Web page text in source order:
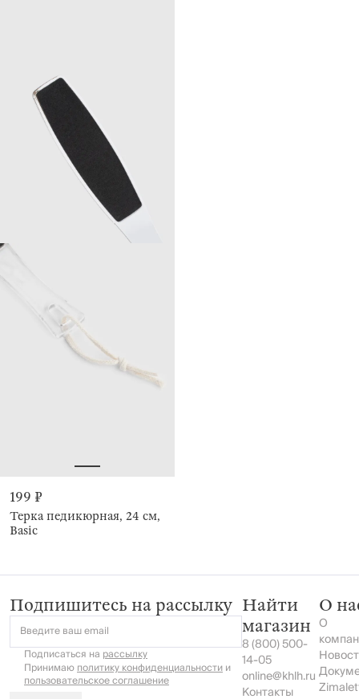
199 ₽
Терка педикюрная, 24 см,
Basic
Подпишитесь на рассылку
Введите ваш email
Подписаться на рассылку
Принимаюполитику конфиденциальностии
пользовательское соглашение
Найти
магазин
8 (800) 500-
14-05
online@khlh.ru
Контакты
О
О